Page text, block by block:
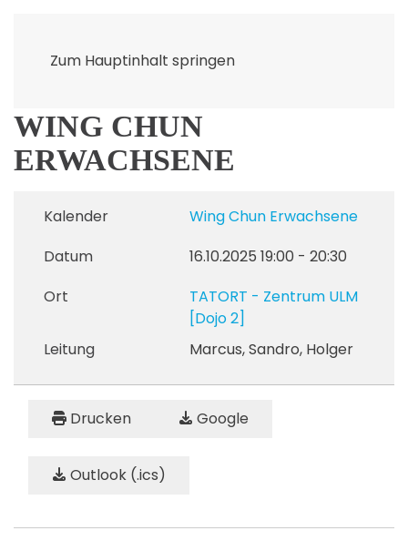
Zum Hauptinhalt springen
WING CHUN
ERWACHSENE
Kalender
Wing Chun Erwachsene
Datum
16.10.2025 19:00 - 20:30
Ort
TATORT - Zentrum ULM
[Dojo 2]
Leitung
Marcus, Sandro, Holger
Drucken Google
Outlook (.ics)